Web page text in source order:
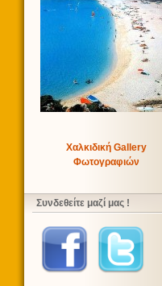
Χαλκιδική Gallery
Φωτογραφιών
Συνδεθείτε μαζί μας !